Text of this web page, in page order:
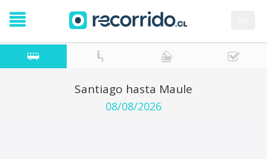
Santiago hasta Maule
08/08/2026